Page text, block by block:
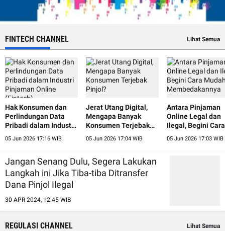
FINTECH CHANNEL Lihat Semua
Hak Konsumen dan
Perlindungan Data
Pribadi dalam Industri
05 Jun 2026 17:16 WIB
Jerat Utang Digital,
Mengapa Banyak
Konsumen Terjebak
05 Jun 2026 17:04 WIB
Antara Pinjaman
Online Legal dan
Ilegal, Begini Cara
05 Jun 2026 17:03 WIB
Jangan Senang Dulu, Segera Lakukan
Langkah ini Jika Tiba-tiba Ditransfer
Dana Pinjol Ilegal
30 APR 2024, 12:45 WIB
REGULASI CHANNEL Lihat Semua